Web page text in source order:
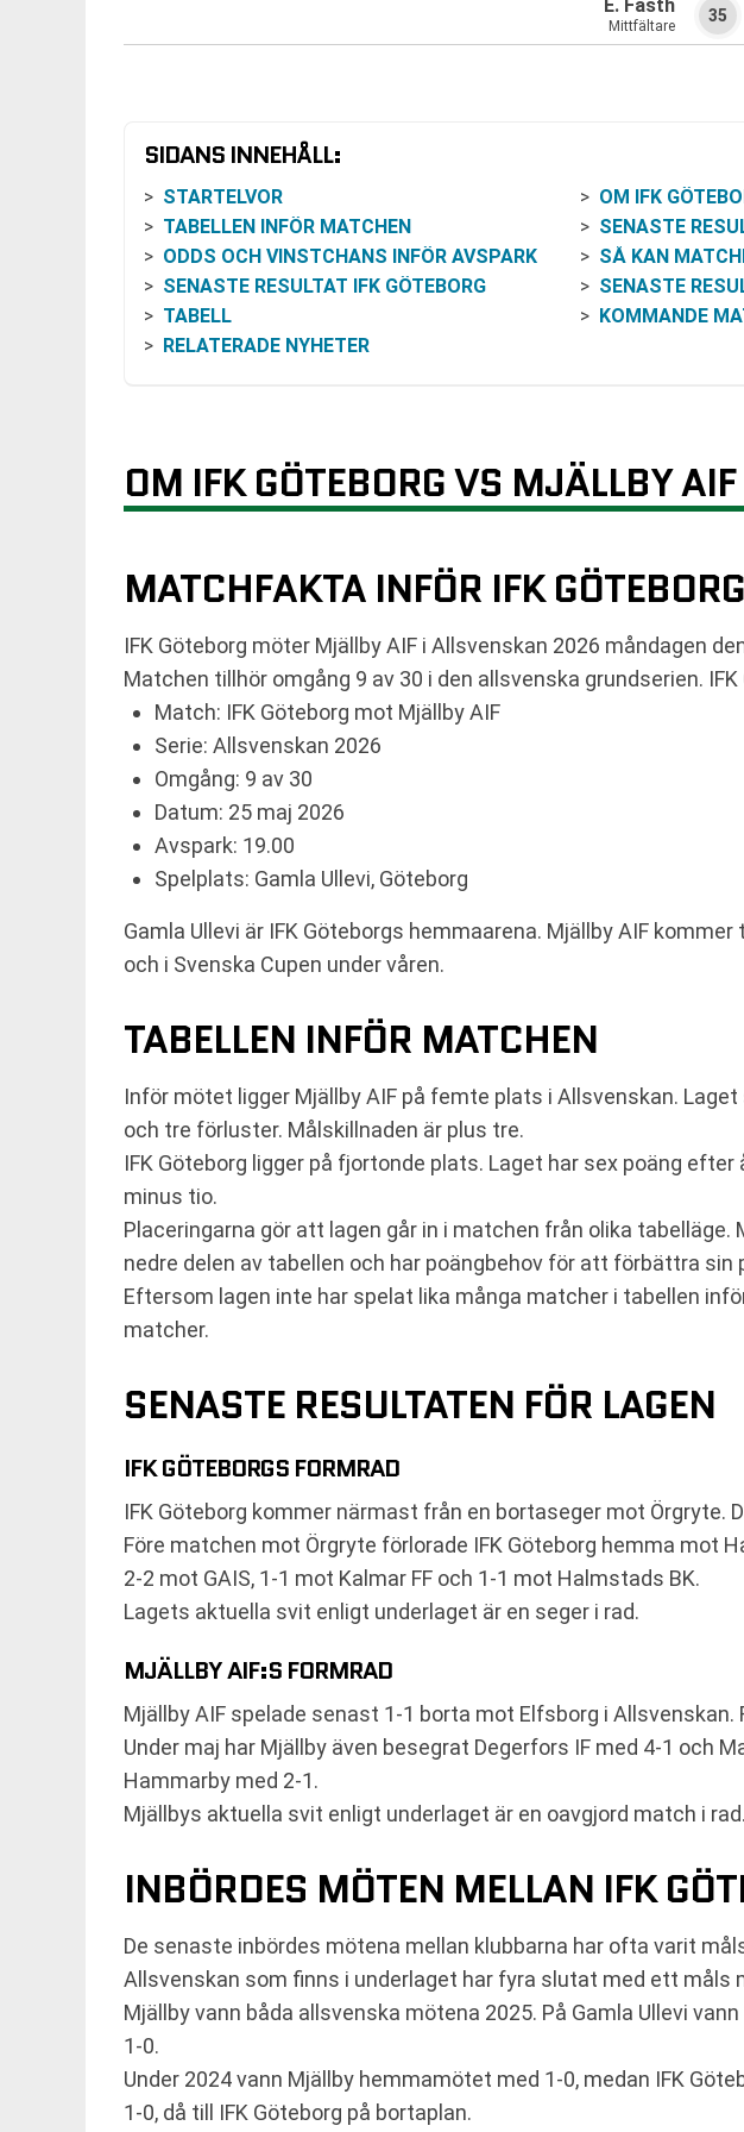
E. Fasth
Mittfältare
35
SIDANS INNEHÅLL:
STARTELVOR OM IFK
TABELLEN INFÖR MATCHEN
SENASTE
ODDS OCH VINSTCHANS INFÖR AVSPARK
SÅ KAN
SENASTE RESULTAT IFK GÖTEBORG
SENASTE
TABELL
KOMMANDE
RELATERADE NYHETER
OM IFK GÖTEBORG VS MJÄLLBY
MATCHFAKTA INFÖR IFK
IFK Göteborg möter Mjällby AIF i Allsvenskan 2026 måndagen
Matchen tillhör omgång 9 av 30 i den allsvenska grundserien.
Match: IFK Göteborg mot Mjällby AIF
Serie: Allsvenskan 2026
Omgång: 9 av 30
Datum: 25 maj 2026
Avspark: 19.00
Spelplats: Gamla Ullevi, Göteborg
Gamla Ullevi är IFK Göteborgs hemmaarena. Mjällby AIF
och i Svenska Cupen under våren.
TABELLEN INFÖR MATCHEN
Inför mötet ligger Mjällby AIF på femte plats i Allsvenskan.
och tre förluster. Målskillnaden är plus tre.
IFK Göteborg ligger på fjortonde plats. Laget har sex poäng
minus tio.
Placeringarna gör att lagen går in i matchen från olika tabelläge.
nedre delen av tabellen och har poängbehov för att förbättra sin
Eftersom lagen inte har spelat lika många matcher i tabellen
matcher.
SENASTE RESULTATEN FÖR LAGEN
IFK GÖTEBORGS FORMRAD
IFK Göteborg kommer närmast från en bortaseger mot
Före matchen mot Örgryte förlorade IFK Göteborg hemma mot
2-2 mot GAIS, 1-1 mot Kalmar FF och 1-1 mot Halmstads BK.
Lagets aktuella svit enligt underlaget är en seger i rad.
MJÄLLBY AIF:S FORMRAD
Mjällby AIF spelade senast 1-1 borta mot Elfsborg i
Under maj har Mjällby även besegrat Degerfors IF med 4-1 och
Hammarby med 2-1.
Mjällbys aktuella svit enligt underlaget är en oavgjord match i rad.
INBÖRDES MÖTEN MELLAN IFK
De senaste inbördes mötena mellan klubbarna har ofta varit
Allsvenskan som finns i underlaget har fyra slutat med ett måls
Mjällby vann båda allsvenska mötena 2025. På Gamla Ullevi
1-0.
Under 2024 vann Mjällby hemmamötet med 1-0, medan IFK
1-0, då till IFK Göteborg på bortaplan.